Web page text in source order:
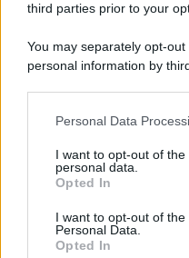
third parties prior to your
You may separately opt-
personal information by
This information may also
disclose it to other third
Please note that this
services and may gather
not limited to your visit or
grant or deny consent to
Personal Data
I want to opt-out of
personal data.
Opted In
I want to opt-out of the
Personal Data.
Opted In
turismo: la città
cambiamento
Il suono dei
degli spettacoli
italiano
Queste spiagge
esistono